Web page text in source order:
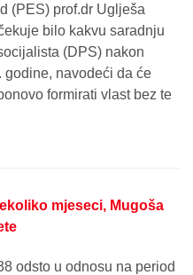
(PES) prof.dr Uglješa
bilo kakvu saradnju
(DPS) nakon
godine, navodeći da će
formirati vlast bez te
mjeseci, Mugoša
odsto u odnosu na period